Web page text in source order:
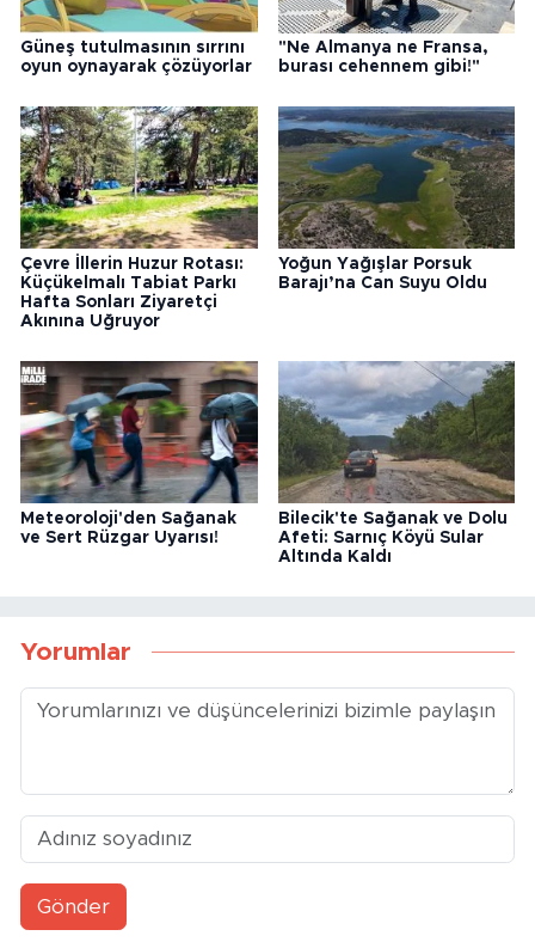
Güneş tutulmasının sırrını
oyun oynayarak çözüyorlar
"Ne Almanya ne Fransa,
burası cehennem gibi!"
Çevre İllerin Huzur Rotası:
Küçükelmalı Tabiat Parkı
Hafta Sonları Ziyaretçi
Akınına Uğruyor
Yoğun Yağışlar Porsuk
Barajı’na Can Suyu Oldu
Meteoroloji'den Sağanak
ve Sert Rüzgar Uyarısı!
Bilecik'te Sağanak ve Dolu
Afeti: Sarnıç Köyü Sular
Altında Kaldı
Yorumlar
Gönder